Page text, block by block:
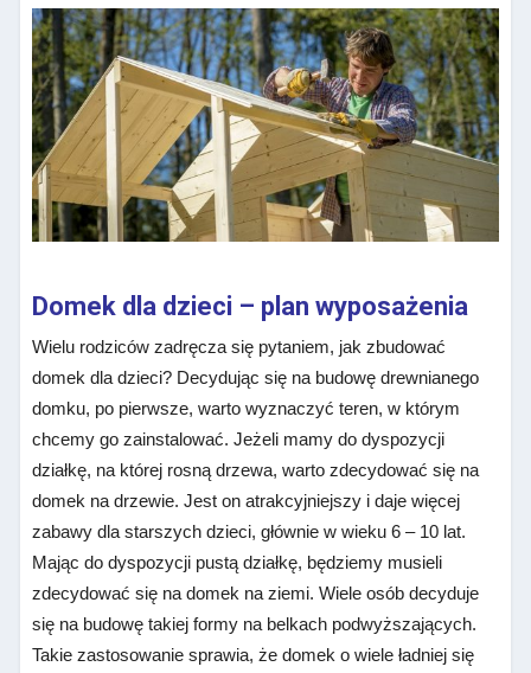
Domek dla dzieci – plan wyposażenia
Wielu rodziców zadręcza się pytaniem, jak zbudować
domek dla dzieci? Decydując się na budowę drewnianego
domku, po pierwsze, warto wyznaczyć teren, w którym
chcemy go zainstalować. Jeżeli mamy do dyspozycji
działkę, na której rosną drzewa, warto zdecydować się na
domek na drzewie. Jest on atrakcyjniejszy i daje więcej
zabawy dla starszych dzieci, głównie w wieku 6 – 10 lat.
Mając do dyspozycji pustą działkę, będziemy musieli
zdecydować się na domek na ziemi. Wiele osób decyduje
się na budowę takiej formy na belkach podwyższających.
Takie zastosowanie sprawia, że domek o wiele ładniej się